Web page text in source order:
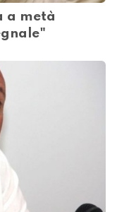
a metà